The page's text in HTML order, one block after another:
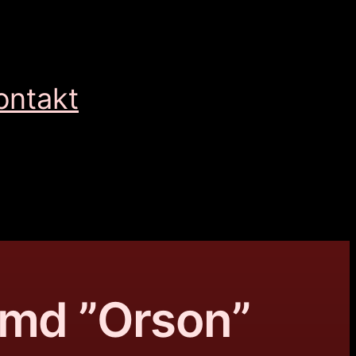
”Orson”